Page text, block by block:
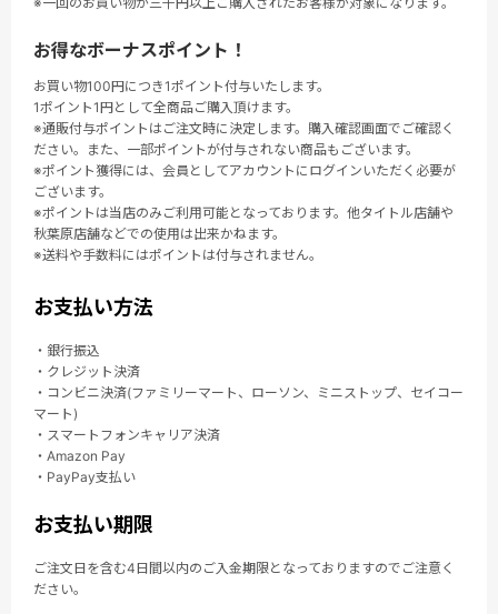
お得なボーナスポイント！
お買い物100円につき1ポイント付与いたします。
1ポイント1円として全商品ご購入頂けます。
※通販付与ポイントはご注文時に決定します。購入確認画面でご確認く
ださい。また、一部ポイントが付与されない商品もございます。
※ポイント獲得には、会員としてアカウントにログインいただく必要が
ございます。
※ポイントは当店のみご利用可能となっております。他タイトル店舗や
秋葉原店舗などでの使用は出来かねます。
※送料や手数料にはポイントは付与されません。
お支払い方法
・銀行振込
・クレジット決済
・コンビニ決済(ファミリーマート、ローソン、ミニストップ、セイコー
マート)
・スマートフォンキャリア決済
・Amazon Pay
・PayPay支払い
お支払い期限
ご注文日を含む4日間以内のご入金期限となっておりますのでご注意く
ださい。